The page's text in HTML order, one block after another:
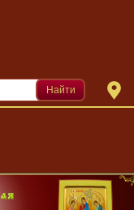
Найти